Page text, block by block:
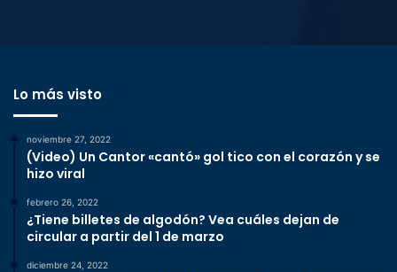
Lo más visto
noviembre 27, 2022
(Video) Un Cantor «cantó» gol tico con el corazón y se
hizo viral
febrero 26, 2022
¿Tiene billetes de algodón? Vea cuáles dejan de
circular a partir del 1 de marzo
diciembre 24, 2022